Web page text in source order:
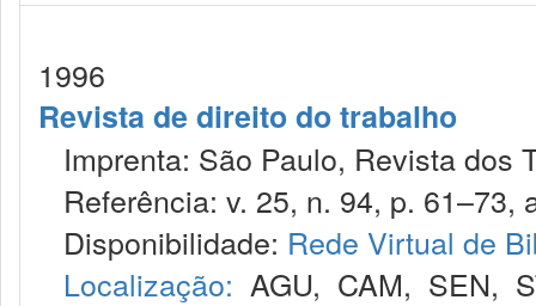
1996
Revista de direito do trabalho
Imprenta: São Paulo, Revista dos
Referência: v. 25, n. 94, p. 61–73,
Disponibilidade: Rede Virtual de
Localização: AGU, CAM, SEN,